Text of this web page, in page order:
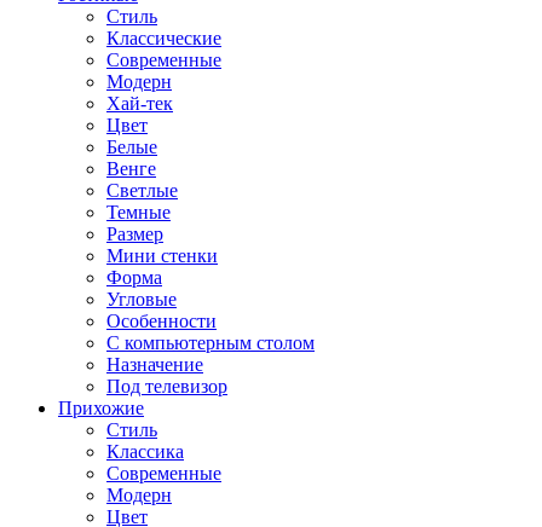
Стиль
Классические
Современные
Модерн
Хай-тек
Цвет
Белые
Венге
Светлые
Темные
Размер
Мини стенки
Форма
Угловые
Особенности
С компьютерным столом
Назначение
Под телевизор
Прихожие
Стиль
Классика
Современные
Модерн
Цвет